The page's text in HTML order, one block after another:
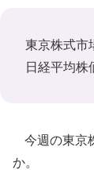
東京株式市
日経平均
今週の東京
か。